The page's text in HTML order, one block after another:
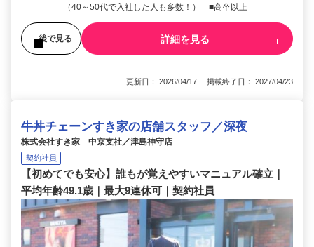
（40～50代で入社した人も多数！） ■高卒以上
後で見る 詳細を見る
更新日： 2026/04/17 掲載終了日： 2027/04/23
牛丼チェーンすき家の店舗スタッフ／深夜
株式会社すき家 中京支社／津島神守店
契約社員
【初めてでも安心】誰もが覚えやすいマニュアル確立｜
平均年齢49.1歳｜最大9連休可｜契約社員